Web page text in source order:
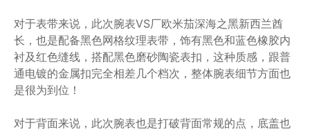
对于表带来说，此次腕表VS厂欧米茄深海之黑新西兰酋
长，也是配备黑色网格纹理表带，饰有黑色和蓝色橡胶内
衬及红色缝线，搭配黑色磨砂陶瓷表扣，这种质感，跟普
通电镀的金属扣完全相差几个档次，整体腕表细节方面也
是很为到位！
对于背面来说，此次腕表也是打破背面常规的点，底盖也